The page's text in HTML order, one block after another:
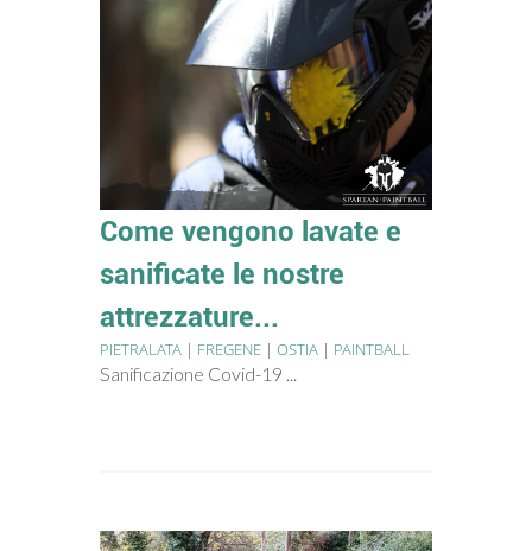
Come vengono lavate e
sanificate le nostre
attrezzature...
PIETRALATA | FREGENE | OSTIA | PAINTBALL
Sanificazione Covid-19 ...